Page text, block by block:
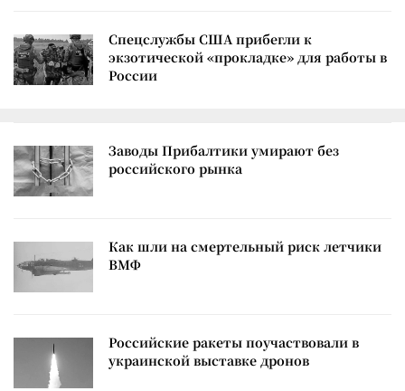
Спецслужбы США прибегли к
экзотической «прокладке» для работы в
России
Заводы Прибалтики умирают без
российского рынка
Как шли на смертельный риск летчики
ВМФ
Российские ракеты поучаствовали в
украинской выставке дронов